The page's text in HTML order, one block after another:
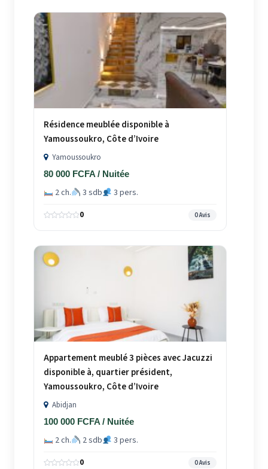
Résidence meublée disponible à
Yamoussoukro, Côte d’Ivoire
Yamoussoukro
80 000 FCFA / Nuitée
2 ch. 3 sdb 3 pers.
0 0 Avis
Appartement meublé 3 pièces avec Jacuzzi
disponible à, quartier président,
Yamoussoukro, Côte d’Ivoire
Abidjan
100 000 FCFA / Nuitée
2 ch. 2 sdb 3 pers.
0 0 Avis